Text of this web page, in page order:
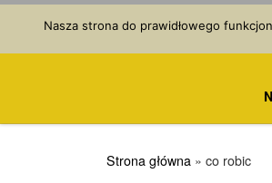
Przejdź do treści
Strona główna » co robic
Nasza strona do prawidłowego